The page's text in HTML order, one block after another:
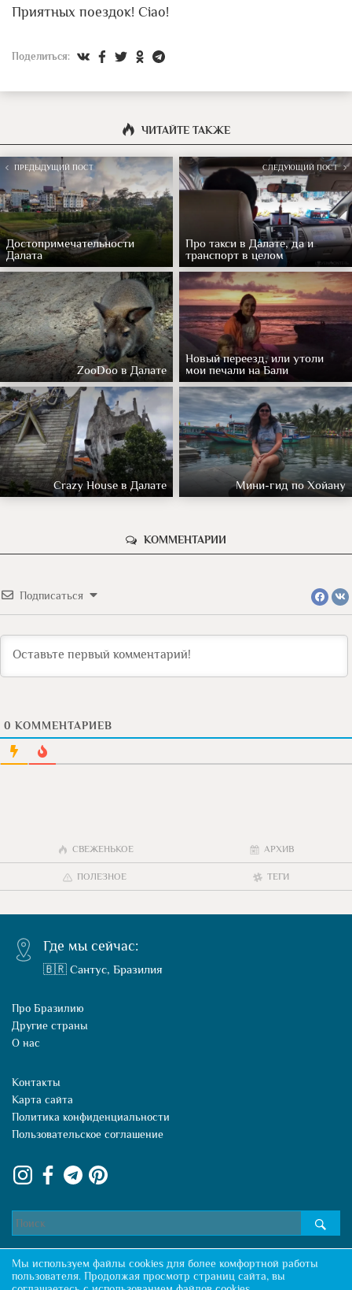
Приятных поездок! Ciao!
Поделиться:
ЧИТАЙТЕ ТАКЖЕ
ПРЕДЫДУЩИЙ ПОСТ
Достопримечательности
Далата
СЛЕДУЮЩИЙ ПОСТ
Про такси в Далате, да и
транспорт в целом
ZooDoo в Далате
Новый переезд, или утоли
мои печали на Бали
Crazy House в Далате Мини-гид по Хойану
КОММЕНТАРИИ
Подписаться
0 КОММЕНТАРИЕВ
СВЕЖЕНЬКОЕ АРХИВ
ПОЛЕЗНОЕ ТЕГИ
Где мы сейчас:
🇧🇷 Сантус, Бразилия
Про Бразилию
Другие страны
О нас
Контакты
Карта сайта
Политика конфиденциальности
Пользовательское соглашение
Мы используем файлы cookies для более комфортной работы
пользователя. Продолжая просмотр страниц сайта, вы